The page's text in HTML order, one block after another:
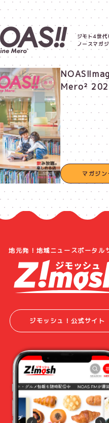
ジモト4世代
ノースマガ
Mero²
マガジン
地元発！地域ニュースポータル
ジモッシュ！公式サイト